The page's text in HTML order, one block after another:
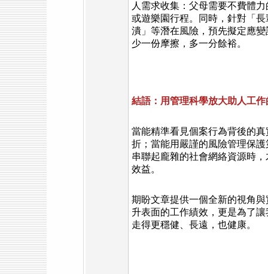
人需求收集：父母需要不費體
或遊樂園行程。同時，針對「
潰」等潛在風險，預先擬定應
少一份摩擦，多一分餘裕。
結語：用管理科學放大助人工作
當能精準看見個案行為背後的
折；當能用嚴謹的風險管理保
串聯起龐雜的社會網絡資源時
效益。
期盼文章提供一個全新的視角
升表面的工作績效，更是為了
走得更穩健、長遠，也健康。